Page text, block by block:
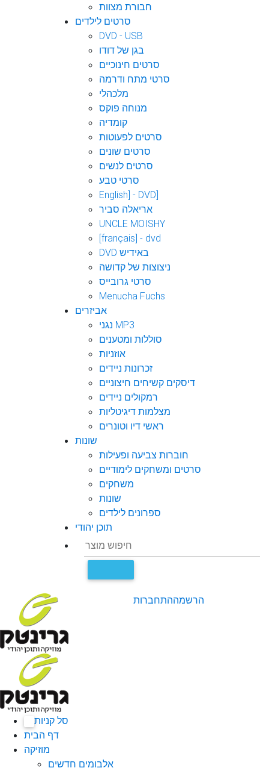
חבורת מצוות
סרטים לילדים
DVD - USB
בגן של דודו
סרטים חינוכיים
סרטי מתח ודרמה
מלכהלי
מנוחה פוקס
קומדיה
סרטים לפעוטות
סרטים שונים
סרטים לנשים
סרטי טבע
English] - DVD]
אריאלה סביר
UNCLE MOISHY
[français] - dvd
DVD באידיש
ניצוצות של קדושה
סרטי גרובייס
Menucha Fuchs
אביזרים
נגני MP3
סוללות ומטענים
אוזניות
זכרונות ניידים
דיסקים קשיחים חיצוניים
רמקולים ניידים
מצלמות דיגיטליות
ראשי דיו וטונרים
שונות
חוברות צביעה ופעילות
סרטים ומשחקים לימודיים
משחקים
שונות
ספרונים לילדים
תוכן יהודי
התחברותהרשמה
סל קניות
דף הבית
מוזיקה
אלבומים חדשים